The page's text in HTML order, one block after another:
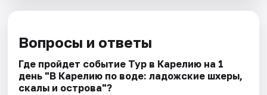
Вопросы и ответы
Где пройдет событие Тур в Карелию на 1
день "В Карелию по воде: ладожские шхеры,
скалы и острова"?